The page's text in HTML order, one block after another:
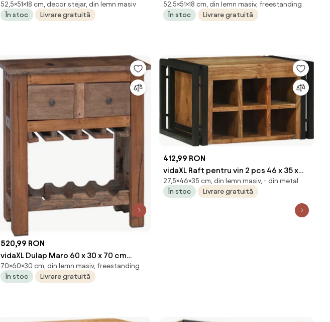
x 18 x 52,5 cm Lemn compozit
52,5×51×18 cm, decor stejar, din lemn masiv
În stoc
Livrare gratuită
18 x 52,5 cm Lemn compozit
52,5×51×18 cm, din lemn masiv, freestanding
În stoc
Livrare gratuită
520,99 RON
vidaXL Dulap Maro 60 x 30 x 70 cm
Lemn recuperat masiv
70×60×30 cm, din lemn masiv, freestanding
În stoc
Livrare gratuită
412,99 RON
vidaXL Raft pentru vin 2 pcs 46 x 35 x
27,5 cm Lemn Solid de Acacia
27,5×46×35 cm, din lemn masiv, - din metal
În stoc
Livrare gratuită